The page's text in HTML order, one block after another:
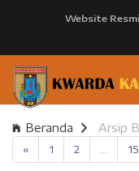
Website
Beranda Arsip
« 1 2 15